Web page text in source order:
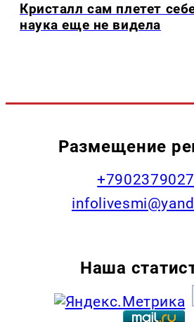
Кристалл сам плетет
наука еще не видела
Размещение
Наша